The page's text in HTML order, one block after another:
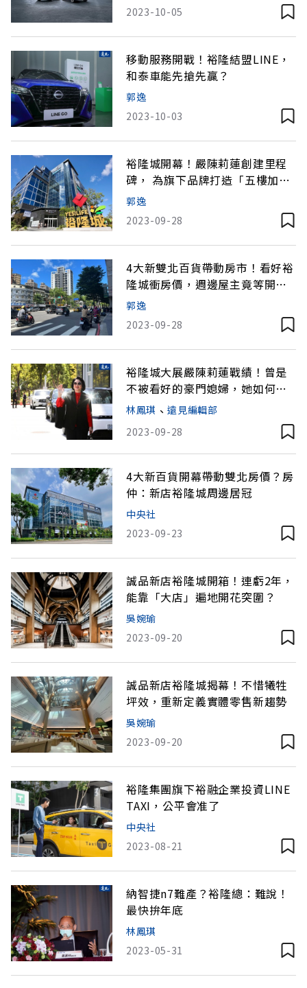
2023-10-05
移動服務開戰！裕隆結盟LINE，
和泰車能先搶先贏？
郭逸
2023-10-03
裕隆城開幕！嚴陳莉蓮創建里程
碑， 為旗下品牌打造「五樓加速
器」
郭逸
2023-09-28
4大新雙北百貨帶動房市！看好裕
隆城衝房價，週邊屋主竟等開幕
才開售？
郭逸
2023-09-28
裕隆城大展嚴陳莉蓮戰績！曾是
不被看好的豪門媳婦，她如何逆
轉勝？
林鳳琪 、遠見編輯部
2023-09-28
4大新百貨開幕帶動雙北房價？房
仲：新店裕隆城周邊居冠
中央社
2023-09-23
誠品新店裕隆城開箱！連虧2年，
能靠「大店」遍地開花突圍？
吳婉瑜
2023-09-20
誠品新店裕隆城揭幕！不惜犧牲
坪效，重新定義實體零售新趨勢
吳婉瑜
2023-09-20
裕隆集團旗下裕融企業投資LINE
TAXI，公平會准了
中央社
2023-08-21
納智捷n7難產？裕隆總：難說！
最快拚年底
林鳳琪
2023-05-31